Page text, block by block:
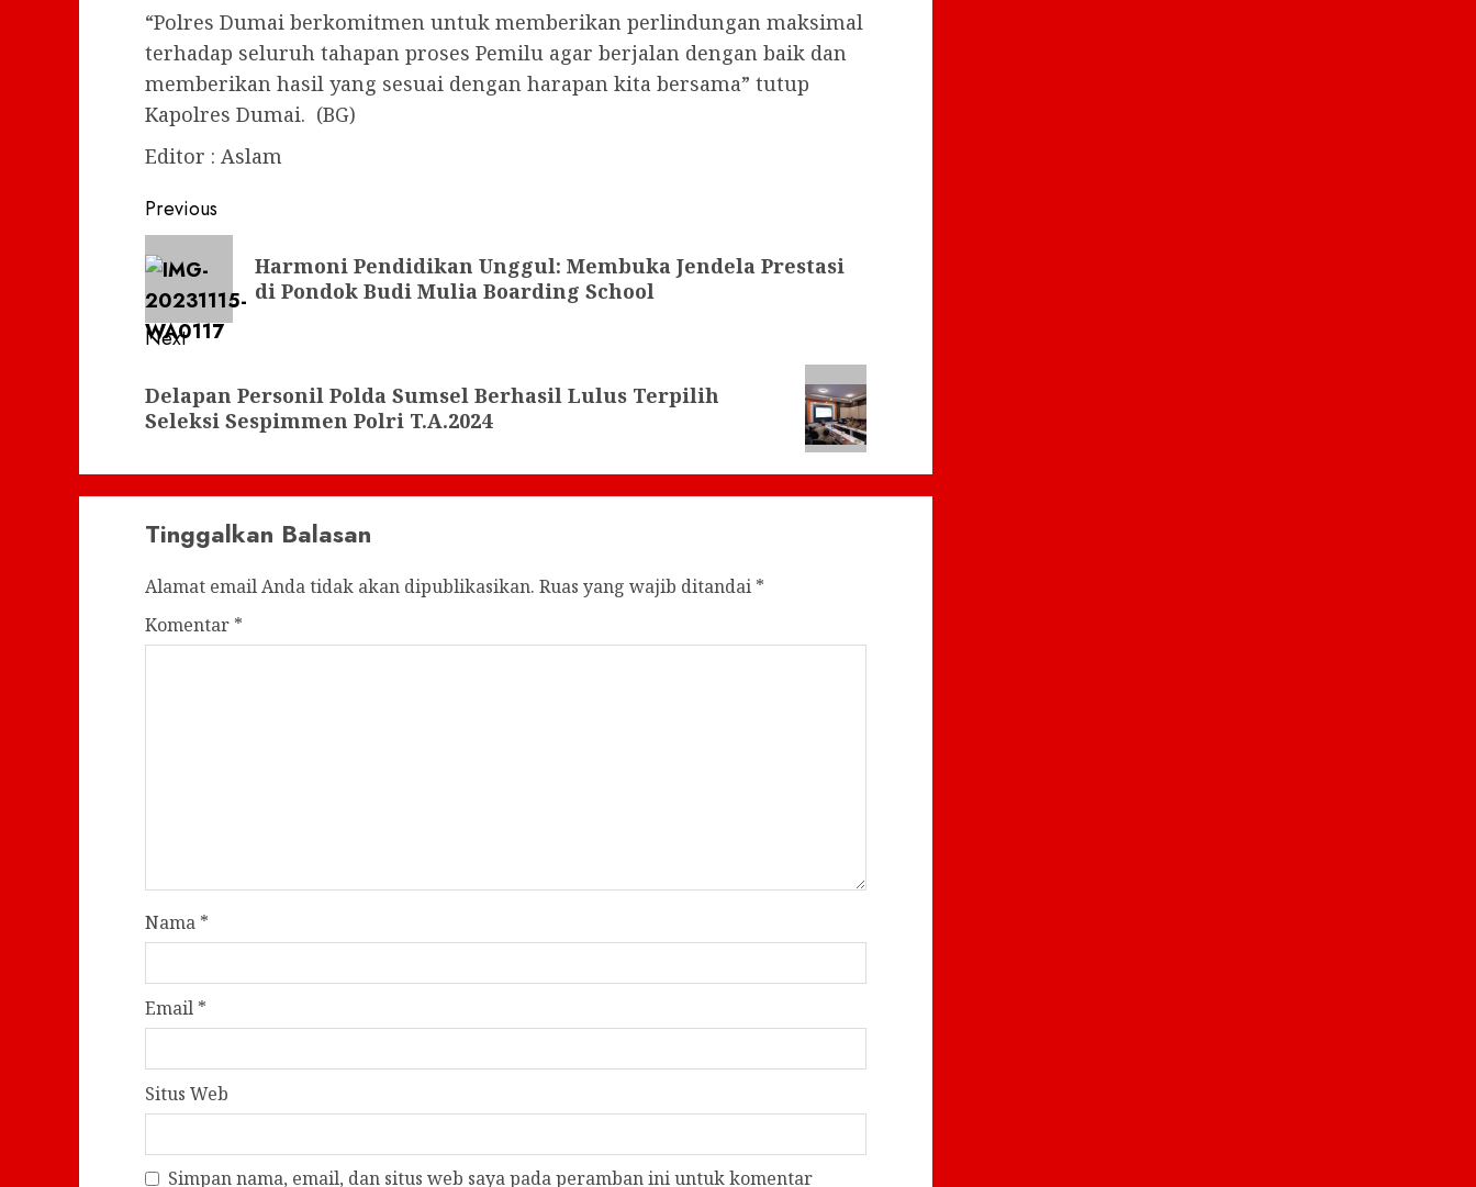
“Polres Dumai berkomitmen untuk memberikan perlindungan maksimal
terhadap seluruh tahapan proses Pemilu agar berjalan dengan baik dan
memberikan hasil yang sesuai dengan harapan kita bersama” tutup
Kapolres Dumai. (BG)
Editor : Aslam
Post
navigation
Previous
Previous
post:
Harmoni Pendidikan Unggul: Membuka Jendela Prestasi
di Pondok Budi Mulia Boarding School
Next
post:
Delapan Personil Polda Sumsel Berhasil Lulus Terpilih
Seleksi Sespimmen Polri T.A.2024
Tinggalkan Balasan
Alamat email Anda tidak akan dipublikasikan. Ruas yang wajib ditandai *
Komentar *
Nama *
Email *
Situs Web
Simpan nama, email, dan situs web saya pada peramban ini untuk komentar